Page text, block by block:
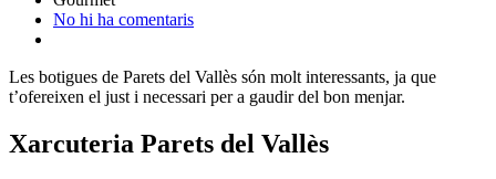
No hi ha comentaris
Les botigues de Parets del Vallès són molt interessants, ja que
t’ofereixen el just i necessari per a gaudir del bon menjar.
Xarcuteria Parets del Vallès